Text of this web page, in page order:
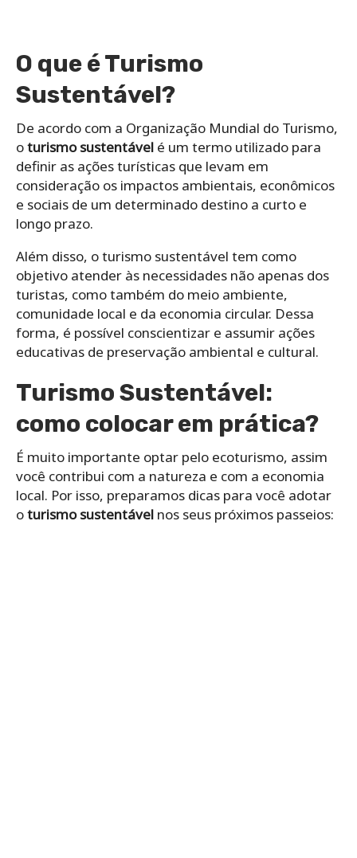
O que é Turismo
Sustentável?
De acordo com a Organização Mundial do Turismo,
oturismo sustentável é um termo utilizado para
definir as ações turísticas que levam em
consideração os impactos ambientais, econômicos
e sociais de um determinado destino a curto e
longo prazo.
Além disso, o turismo sustentável tem como
objetivo atender às necessidades não apenas dos
turistas, como também do meio ambiente,
comunidade local e da economia circular. Dessa
forma, é possível conscientizar e assumir ações
educativas de preservação ambiental e cultural.
Turismo Sustentável:
como colocar em prática?
É muito importante optar pelo ecoturismo, assim
você contribui com a natureza e com a economia
local. Por isso, preparamos dicas para você adotar
oturismo sustentável nos seus próximos passeios: